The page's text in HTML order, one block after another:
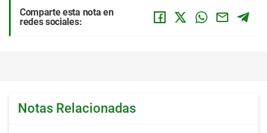
Comparte esta nota en
redes sociales:
Notas Relacionadas